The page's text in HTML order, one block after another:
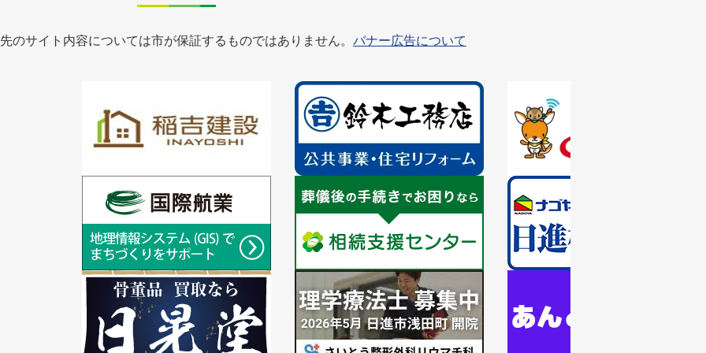
のサイト内容については市が保証するものではありません。 バナー広告について
の
ド
1
枚
目
の
ス
イ
枚
目
ラ
イ
ド
目
の
ス
ラ
枚
の
ラ
イ
ド
1
枚
目
の
ス
ド
1
の
1
枚
目
の
目